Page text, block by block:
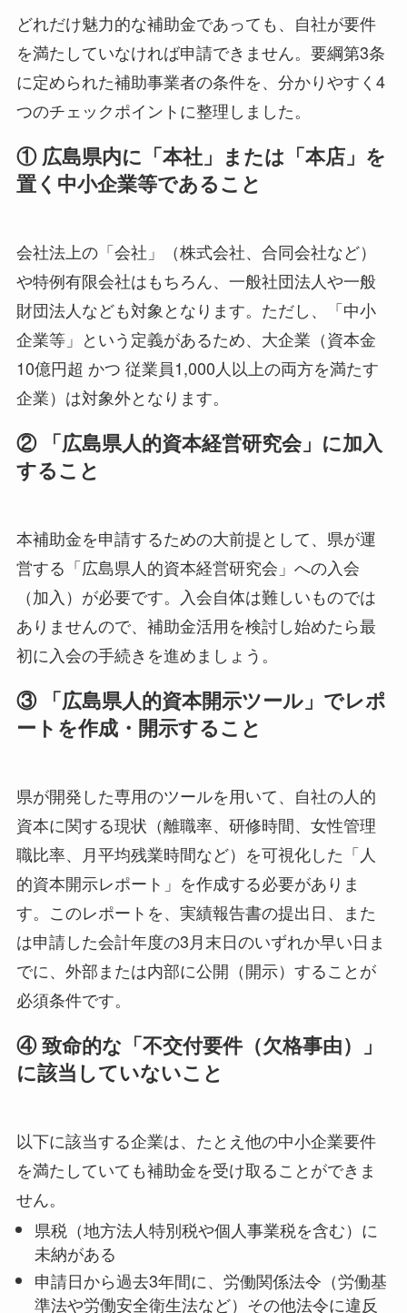
どれだけ魅力的な補助金であっても、自社が要件
を満たしていなければ申請できません。要綱第3条
に定められた補助事業者の条件を、分かりやすく4
つのチェックポイントに整理しました。
① 広島県内に「本社」または「本店」を
置く中小企業等であること
会社法上の「会社」（株式会社、合同会社など）
や特例有限会社はもちろん、一般社団法人や一般
財団法人なども対象となります。ただし、「中小
企業等」という定義があるため、大企業（資本金
10億円超 かつ 従業員1,000人以上の両方を満たす
企業）は対象外となります。
② 「広島県人的資本経営研究会」に加入
すること
本補助金を申請するための大前提として、県が運
営する「広島県人的資本経営研究会」への入会
（加入）が必要です。入会自体は難しいものでは
ありませんので、補助金活用を検討し始めたら最
初に入会の手続きを進めましょう。
③ 「広島県人的資本開示ツール」でレポ
ートを作成・開示すること
県が開発した専用のツールを用いて、自社の人的
資本に関する現状（離職率、研修時間、女性管理
職比率、月平均残業時間など）を可視化した「人
的資本開示レポート」を作成する必要がありま
す。このレポートを、実績報告書の提出日、また
は申請した会計年度の3月末日のいずれか早い日ま
でに、外部または内部に公開（開示）することが
必須条件です。
④ 致命的な「不交付要件（欠格事由）」
に該当していないこと
以下に該当する企業は、たとえ他の中小企業要件
を満たしていても補助金を受け取ることができま
せん。
県税（地方法人特別税や個人事業税を含む）に
未納がある
申請日から過去3年間に、労働関係法令（労働基
準法や労働安全衛生法など）その他法令に違反